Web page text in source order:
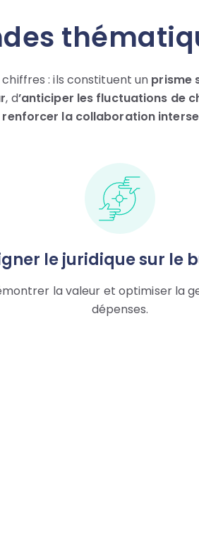
chiffres : ils constituent un prisme
, d’anticiper les fluctuations de
renforcer la collaboration
le juridique sur le
la valeur et optimiser la
dépenses.